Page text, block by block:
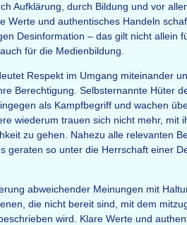
Aufklärung, durch Bildung und vor
Werte und authentisches Handeln
Desinformation – das gilt nicht allein
für die Medienbildung.
Respekt im Umgang miteinander
Berechtigung. Selbsternannte Hüter
als Kampfbegriff und wachen
wiederum trauen sich nicht mehr, mit
zu gehen. Nahezu alle relevanten
geraten so unter die Herrschaft einer
abweichender Meinungen mit
die nicht bereit sind, mit dem
wird. Klare Werte und